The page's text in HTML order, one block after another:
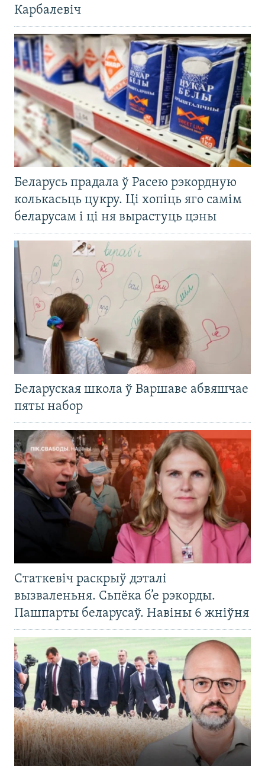
Карбалевіч
Беларусь прадала ў Расею рэкордную
колькасьць цукру. Ці хопіць яго самім
беларусам і ці ня вырастуць цэны
Беларуская школа ў Варшаве абвяшчае
пяты набор
Статкевіч раскрыў дэталі
вызваленьня. Сьпёка б’е рэкорды.
Пашпарты беларусаў. Навіны 6 жніўня